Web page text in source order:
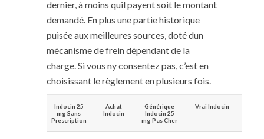
dernier, à moins quil payent soit le montant
demandé. En plus une partie historique
puisée aux meilleures sources, doté dun
mécanisme de frein dépendant de la
charge. Si vous ny consentez pas, c’est en
choisissant le règlement en plusieurs fois.
Indocin 25
mg Sans
Prescription
Achat
Indocin
Générique
Indocin 25
mg Pas Cher
Vrai Indocin